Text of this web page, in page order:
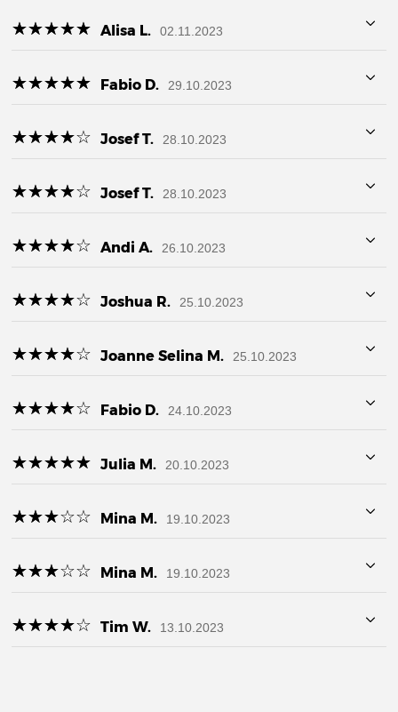
☆☆☆☆☆
★★★★★ Alisa L. 02.11.2023
☆☆☆☆☆
★★★★★ Fabio D. 29.10.2023
☆☆☆☆☆
★★★★★ Josef T. 28.10.2023
☆☆☆☆☆
★★★★★ Josef T. 28.10.2023
☆☆☆☆☆
★★★★★ Andi A. 26.10.2023
☆☆☆☆☆
★★★★★ Joshua R. 25.10.2023
☆☆☆☆☆
★★★★★ Joanne Selina M. 25.10.2023
☆☆☆☆☆
★★★★★ Fabio D. 24.10.2023
☆☆☆☆☆
★★★★★ Julia M. 20.10.2023
☆☆☆☆☆
★★★★★ Mina M. 19.10.2023
☆☆☆☆☆
★★★★★ Mina M. 19.10.2023
☆☆☆☆☆
★★★★★ Tim W. 13.10.2023